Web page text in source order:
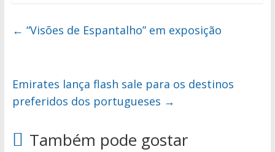
← “Visões de Espantalho” em exposição
Emirates lança flash sale para os destinos
preferidos dos portugueses →
Também pode gostar